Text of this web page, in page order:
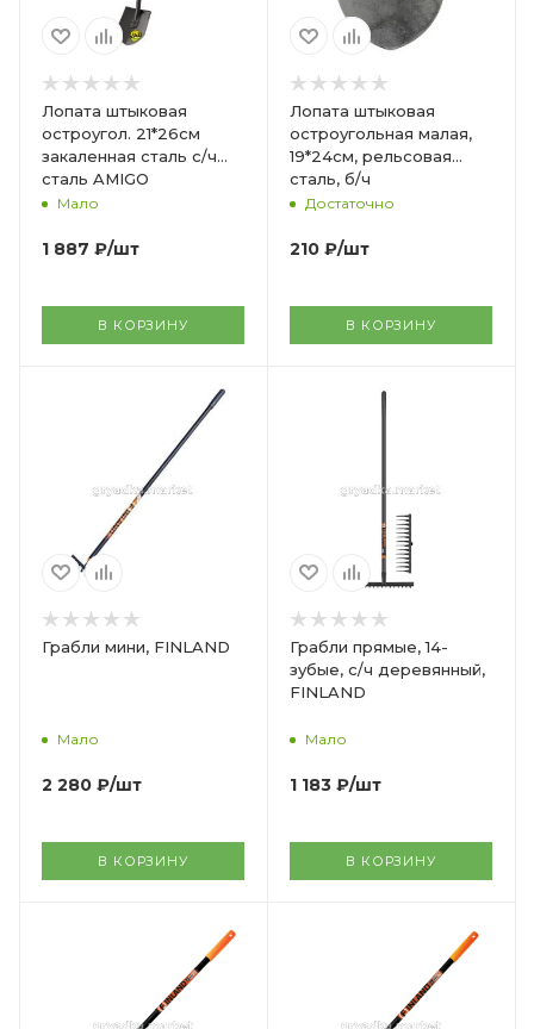
Лопата штыковая
остроугол. 21*26см
закаленная сталь с/ч
сталь AMIGO
Мало
1 887 ₽/шт
В КОРЗИНУ
Лопата штыковая
остроугольная малая,
19*24см, рельсовая
сталь, б/ч
Достаточно
210 ₽/шт
В КОРЗИНУ
Грабли мини, FINLAND
Мало
2 280 ₽/шт
В КОРЗИНУ
Грабли прямые, 14-
зубые, с/ч деревянный,
FINLAND
Мало
1 183 ₽/шт
В КОРЗИНУ